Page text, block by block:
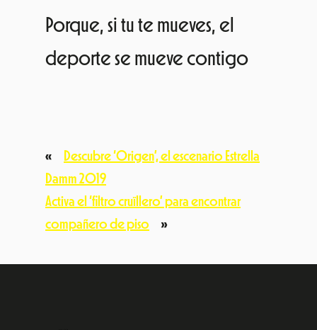
Porque, si tu te mueves, el
deporte se mueve contigo
«
Descubre ‘Origen’, el escenario Estrella
Damm 2019
Activa el ‘filtro cruïllero’ para encontrar
compañero de piso
»